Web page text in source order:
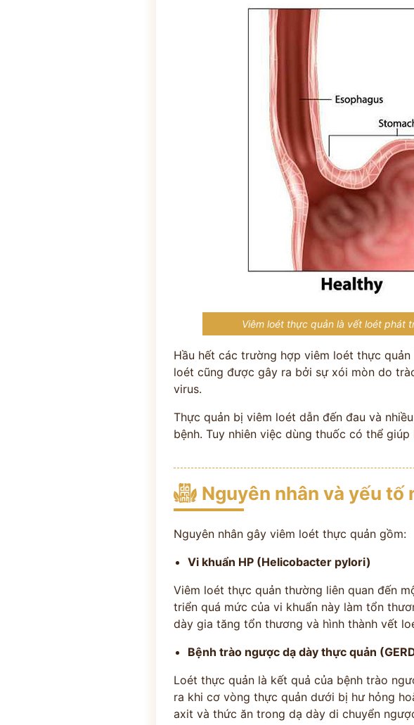
Viêm loét thực quản là vết loét phát
Hầu hết các trường hợp viêm loét thực
loét cũng được gây ra bởi sự xói mòn do
virus.
Thực quản bị viêm loét dẫn đến đau và
bệnh. Tuy nhiên việc dùng thuốc có thể giúp
Nguyên nhân và yếu tố
Nguyên nhân gây viêm loét thực quản gồm:
Vi khuẩn HP (Helicobacter pylori)
Viêm loét thực quản thường liên quan đến
triển quá mức của vi khuẩn này làm tổn
dày gia tăng tổn thương và hình thành vết
Bệnh trào ngược dạ dày thực quản
Loét thực quản là kết quả của bệnh trào
ra khi cơ vòng thực quản dưới bị hư hỏng
axit và thức ăn trong dạ dày di chuyển
ĐĂNG KÝ TƯ VẤN